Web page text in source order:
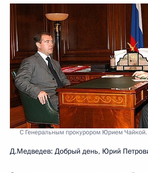
С Генеральным прокурором Юрием Чайкой.
Д.Медведев: Добрый день, Юрий